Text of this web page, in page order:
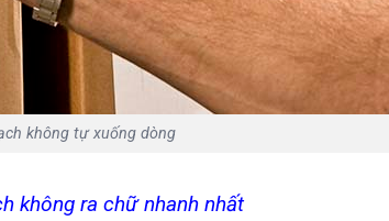
không tự xuống dòng
không ra chữ nhanh nhất